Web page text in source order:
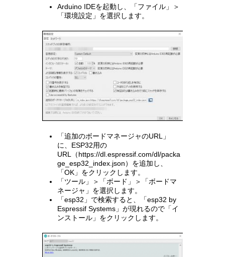
Arduino IDEを起動し、「ファイル」＞
「環境設定」を選択します。
「追加のボードマネージャのURL」
に、ESP32用の
URL（https://dl.espressif.com/dl/packa
ge_esp32_index.json）を追加し、
「OK」をクリックします。
「ツール」＞「ボード」＞「ボードマ
ネージャ」を選択します。
「esp32」で検索すると、「esp32 by
Espressif Systems」が現れるので「イ
ンストール」をクリックします。